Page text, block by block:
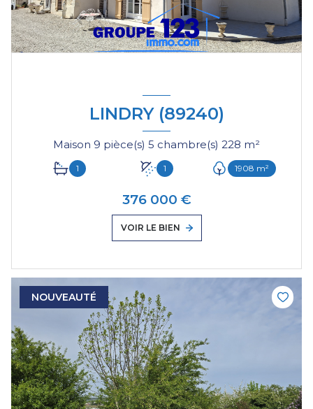
LINDRY (89240)
Maison 9 pièce(s) 5 chambre(s) 228 m²
1 1 1908 m²
376 000 €
VOIR LE BIEN
NOUVEAUTÉ